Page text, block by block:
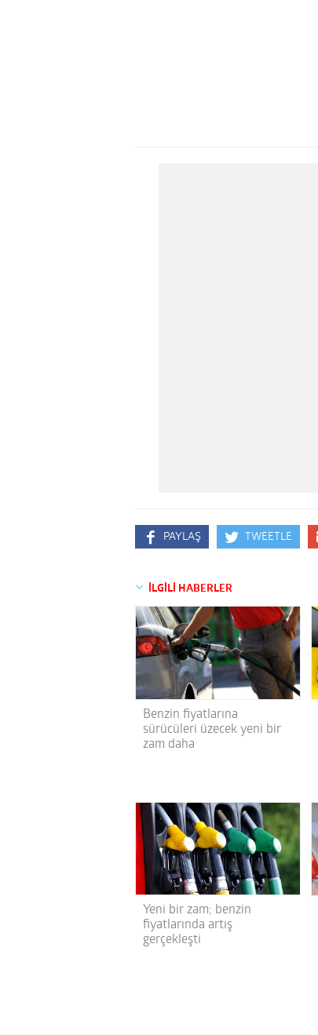
PAYLAŞ TWEETLE
İLGİLİ HABERLER
Benzin fiyatlarına
sürücüleri üzecek yeni bir
zam daha
Yeni bir zam; benzin
fiyatlarında artış
gerçekleşti